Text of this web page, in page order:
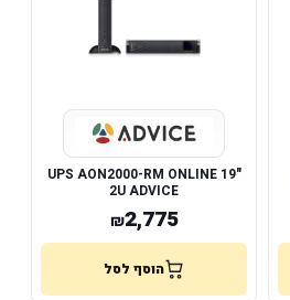
UPS AON2000-RM ONLINE 19"
2U ADVICE
₪2,775
הוסף לסל